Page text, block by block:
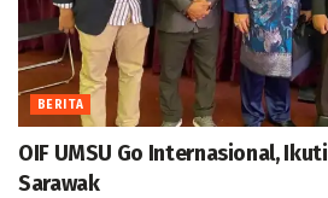
BERITA
OIF UMSU Go Internasional,
Sarawak